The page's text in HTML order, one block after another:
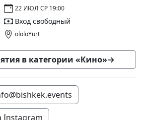
22 ИЮЛ СР 19:00
Вход свободный
ololoYurt
в категории «Кино»→
Instagram